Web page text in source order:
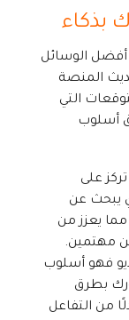
بذكاء
أفضل الوسائل
المنصة
التي
أسلوب
على
يبحث عن
يعزز من
مهتمين.
فهو أسلوب
بطرق
من التفاعل